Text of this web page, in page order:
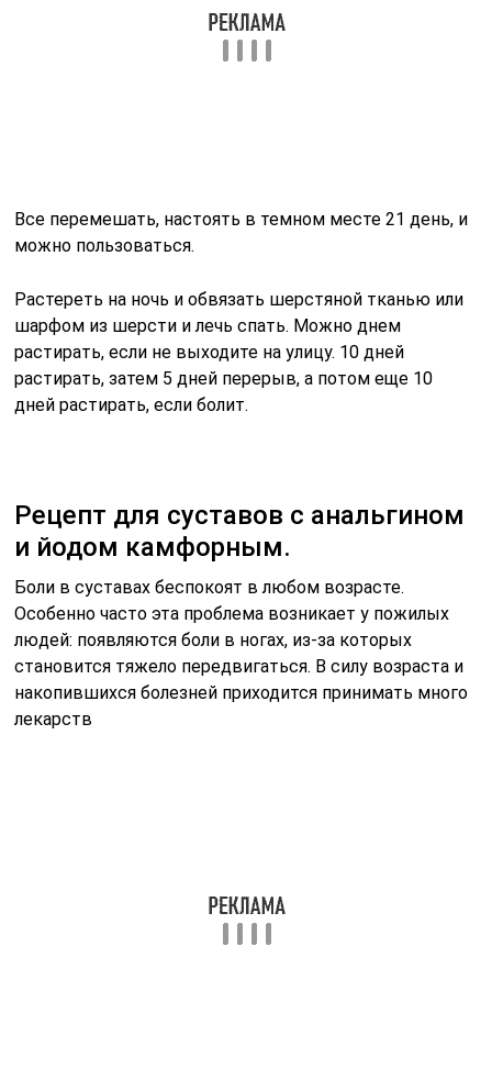
Все перемешать, настоять в темном месте 21 день, и
можно пользоваться.
Растереть на ночь и обвязать шерстяной тканью или
шарфом из шерсти и лечь спать. Можно днем
растирать, если не выходите на улицу. 10 дней
растирать, затем 5 дней перерыв, а потом еще 10
дней растирать, если болит.
Рецепт для суставов с анальгином
и йодом камфорным.
Боли в суставах беспокоят в любом возрасте.
Особенно часто эта проблема возникает у пожилых
людей: появляются боли в ногах, из-за которых
становится тяжело передвигаться. В силу возраста и
накопившихся болезней приходится принимать много
лекарств